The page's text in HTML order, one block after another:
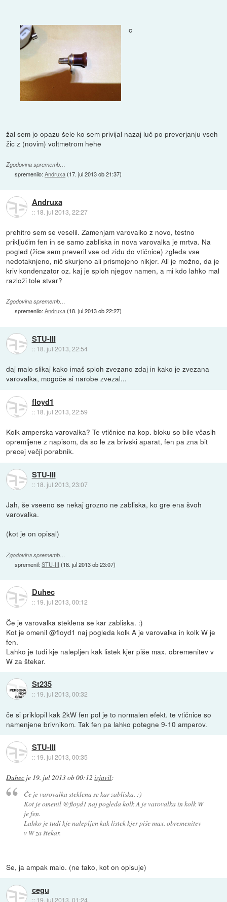
c
žal sem jo opazu šele ko sem privijal nazaj luč po preverjanju vseh
žic z (novim) voltmetrom hehe
Zgodovina sprememb…
spremenilo:Andruxa(17. jul 2013 ob 21:37)
Andruxa
:: 18. jul 2013, 22:27
prehitro sem se veselil. Zamenjam varovalko z novo, testno
priključim fen in se samo zabliska in nova varovalka je mrtva. Na
pogled (žice sem preveril vse od zidu do vtičnice) zgleda vse
nedotaknjeno, nič skurjeno ali prismojeno nikjer. Ali je možno, da je
kriv kondenzator oz. kaj je sploh njegov namen, a mi kdo lahko mal
razloži tole stvar?
Zgodovina sprememb…
spremenilo:Andruxa(18. jul 2013 ob 22:27)
STU-III
:: 18. jul 2013, 22:54
daj malo slikaj kako imaš sploh zvezano zdaj in kako je zvezana
varovalka, mogoče si narobe zvezal...
floyd1
:: 18. jul 2013, 22:59
Kolk amperska varovalka? Te vtičnice na kop. bloku so bile včasih
opremljene z napisom, da so le za brivski aparat, fen pa zna bit
precej večji porabnik.
STU-III
:: 18. jul 2013, 23:07
Jah, še vseeno se nekaj grozno ne zabliska, ko gre ena švoh
varovalka.
(kot je on opisal)
Zgodovina sprememb…
spremenil:STU-III (18. jul 2013 ob 23:07)
Duhec
:: 19. jul 2013, 00:12
Če je varovalka steklena se kar zabliska. :)
Kot je omenil @floyd1 naj pogleda kolk A je varovalka in kolk W je
fen.
Lahko je tudi kje nalepljen kak listek kjer piše max. obremenitev v
W za štekar.
St235
:: 19. jul 2013, 00:32
če si priklopil kak 2kW fen pol je to normalen efekt. te vtičnice so
namenjene brivnikom. Tak fen pa lahko potegne 9-10 amperov.
STU-III
:: 19. jul 2013, 00:35
Duhec je 19. jul 2013 ob 00:12 izjavil:
Če je varovalka steklena se kar zabliska. :)
Kot je omenil @floyd1 naj pogleda kolk A je varovalka in kolk W
je fen.
Lahko je tudi kje nalepljen kak listek kjer piše max. obremenitev
v W za štekar.
Se, ja ampak malo. (ne tako, kot on opisuje)
cegu
:: 19. jul 2013, 01:24